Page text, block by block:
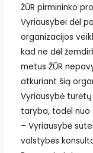
ŽŪR pirmininko
Vyriausybei dėl
organizacijos
kad ne dėl
metus ŽŪR
atkuriant šią
Vyriausybė
taryba, todėl nuo
– Vyriausybė
valstybės